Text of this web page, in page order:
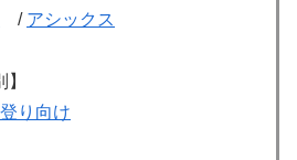
/ アシックス
り向け